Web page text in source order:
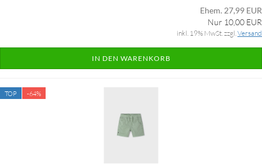
Ehem. 27,99 EUR
Nur 10,00 EUR
inkl. 19% MwSt. zzgl.Versand
IN DEN WARENKORB
TOP -64%